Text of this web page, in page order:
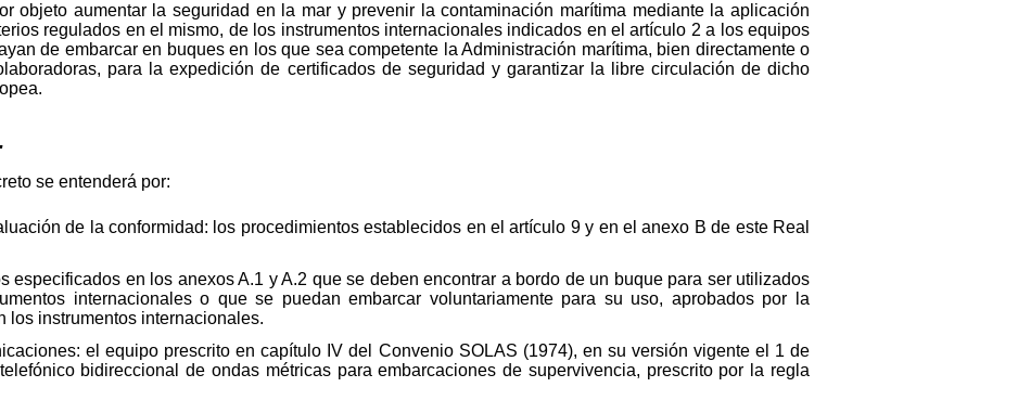
objeto aumentar la seguridad en la mar y prevenir la contaminación marítima mediante la aplicación
regulados en el mismo, de los instrumentos internacionales indicados en el artículo 2 a los equipos
de embarcar en buques en los que sea competente la Administración marítima, bien directamente o
para la expedición de certificados de seguridad y garantizar la libre circulación de dicho
se entenderá por:
de la conformidad: los procedimientos establecidos en el artículo 9 y en el anexo B de este Real
en los anexos A.1 y A.2 que se deben encontrar a bordo de un buque para ser utilizados
internacionales o que se puedan embarcar voluntariamente para su uso, aprobados por la
los instrumentos internacionales.
el equipo prescrito en capítulo IV del Convenio SOLAS (1974), en su versión vigente el 1 de
bidireccional de ondas métricas para embarcaciones de supervivencia, prescrito por la regla